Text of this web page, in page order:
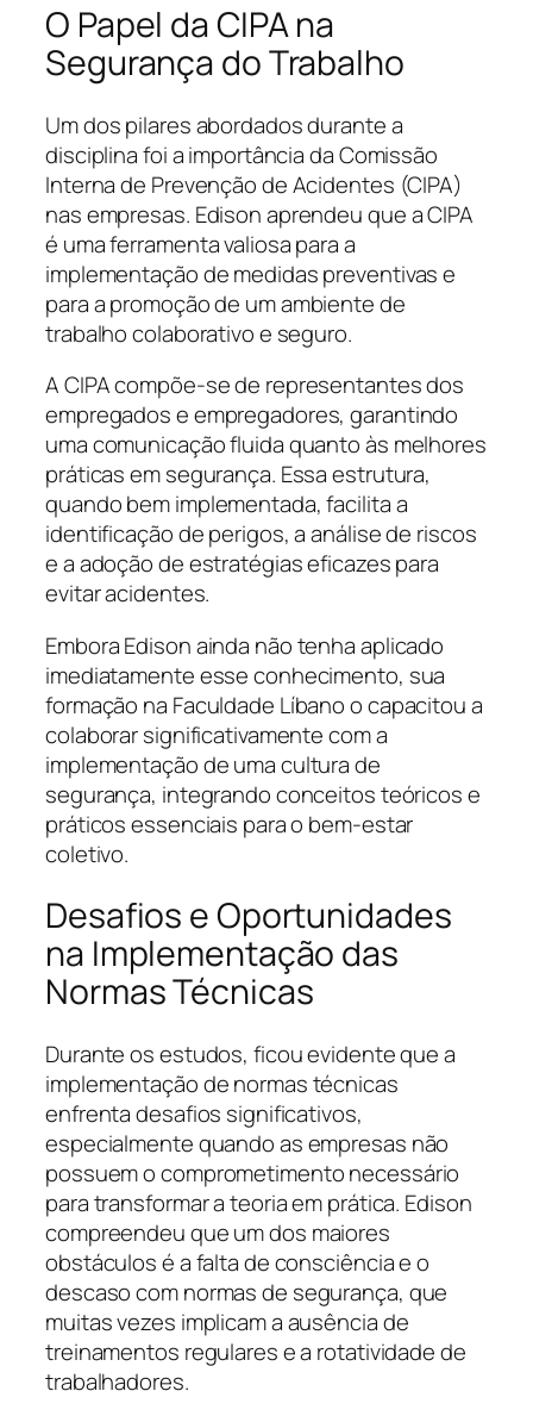
O Papel da CIPA na
Segurança do Trabalho
Um dos pilares abordados durante a
disciplina foi a importância da Comissão
Interna de Prevenção de Acidentes (CIPA)
nas empresas. Edison aprendeu que a CIPA
é uma ferramenta valiosa para a
implementação de medidas preventivas e
para a promoção de um ambiente de
trabalho colaborativo e seguro.
A CIPA compõe-se de representantes dos
empregados e empregadores, garantindo
uma comunicação fluida quanto às melhores
práticas em segurança. Essa estrutura,
quando bem implementada, facilita a
identificação de perigos, a análise de riscos
e a adoção de estratégias eficazes para
evitar acidentes.
Embora Edison ainda não tenha aplicado
imediatamente esse conhecimento, sua
formação na Faculdade Líbano o capacitou a
colaborar significativamente com a
implementação de uma cultura de
segurança, integrando conceitos teóricos e
práticos essenciais para o bem-estar
coletivo.
Desafios e Oportunidades
na Implementação das
Normas Técnicas
Durante os estudos, ficou evidente que a
implementação de normas técnicas
enfrenta desafios significativos,
especialmente quando as empresas não
possuem o comprometimento necessário
para transformar a teoria em prática. Edison
compreendeu que um dos maiores
obstáculos é a falta de consciência e o
descaso com normas de segurança, que
muitas vezes implicam a ausência de
treinamentos regulares e a rotatividade de
trabalhadores.